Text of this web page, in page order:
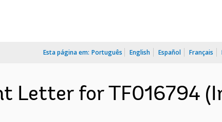
Esta página em: Português English Español Français
Letter for TF016794